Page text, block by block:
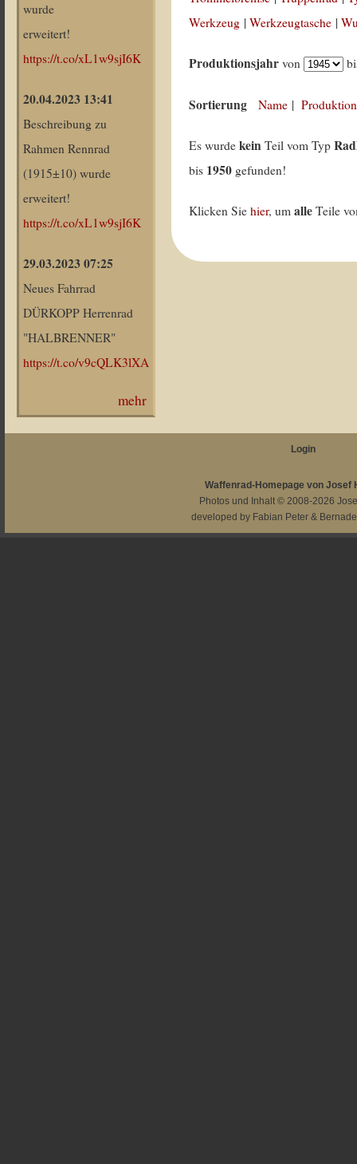
wurde
erweitert!
https://t.co/xL1w9sjI6K
20.04.2023 13:41
Beschreibung zu
Rahmen Rennrad
(1915±10) wurde
erweitert!
https://t.co/xL1w9sjI6K
29.03.2023 07:25
Neues Fahrrad
DÜRKOPP Herrenrad
"HALBRENNER"
https://t.co/v9cQLK3lXA
mehr
Werkzeug |Werkzeugtasche |
Produktionsjahr von
Sortierung Name |
Es wurdekein Teil vom Typ
bis 1950 gefunden!
Klicken Siehier, umalle Teile
Login
Waffenrad-Homepage von Josef
Photos und Inhalt © 2008-2026
developed by Fabian Peter &